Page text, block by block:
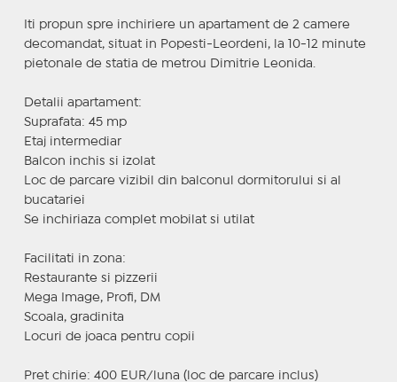
Iti propun spre inchiriere un apartament de 2 camere
decomandat, situat in Popesti-Leordeni, la 10-12 minute
pietonale de statia de metrou Dimitrie Leonida.
Detalii apartament:
Suprafata: 45 mp
Etaj intermediar
Balcon inchis si izolat
Loc de parcare vizibil din balconul dormitorului si al
bucatariei
Se inchiriaza complet mobilat si utilat
Facilitati in zona:
Restaurante si pizzerii
Mega Image, Profi, DM
Scoala, gradinita
Locuri de joaca pentru copii
Pret chirie: 400 EUR/luna (loc de parcare inclus)